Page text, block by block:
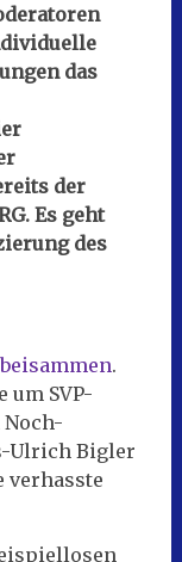
das
der
Es geht
des
.
SVP-
Ulrich Bigler
verhasste